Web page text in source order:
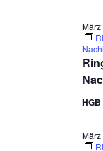
HGB